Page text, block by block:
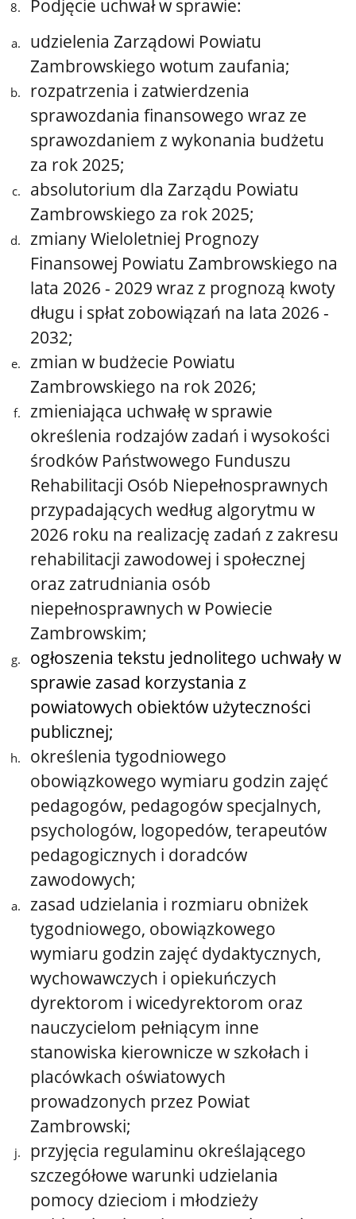
Podjęcie uchwał w sprawie:
udzielenia Zarządowi Powiatu
Zambrowskiego wotum zaufania;
rozpatrzenia i zatwierdzenia
sprawozdania finansowego wraz ze
sprawozdaniem z wykonania budżetu
za rok 2025;
absolutorium dla Zarządu Powiatu
Zambrowskiego za rok 2025;
zmiany Wieloletniej Prognozy
Finansowej Powiatu Zambrowskiego na
lata 2026 - 2029 wraz z prognozą kwoty
długu i spłat zobowiązań na lata 2026 -
2032;
zmian w budżecie Powiatu
Zambrowskiego na rok 2026;
zmieniająca uchwałę w sprawie
określenia rodzajów zadań i wysokości
środków Państwowego Funduszu
Rehabilitacji Osób Niepełnosprawnych
przypadających według algorytmu w
2026 roku na realizację zadań z zakresu
rehabilitacji zawodowej i społecznej
oraz zatrudniania osób
niepełnosprawnych w Powiecie
Zambrowskim;
ogłoszenia tekstu jednolitego uchwały w
sprawie zasad korzystania z
powiatowych obiektów użyteczności
publicznej;
określenia tygodniowego
obowiązkowego wymiaru godzin zajęć
pedagogów, pedagogów specjalnych,
psychologów, logopedów, terapeutów
pedagogicznych i doradców
zawodowych;
zasad udzielania i rozmiaru obniżek
tygodniowego, obowiązkowego
wymiaru godzin zajęć dydaktycznych,
wychowawczych i opiekuńczych
dyrektorom i wicedyrektorom oraz
nauczycielom pełniącym inne
stanowiska kierownicze w szkołach i
placówkach oświatowych
prowadzonych przez Powiat
Zambrowski;
przyjęcia regulaminu określającego
szczegółowe warunki udzielania
pomocy dzieciom i młodzieży